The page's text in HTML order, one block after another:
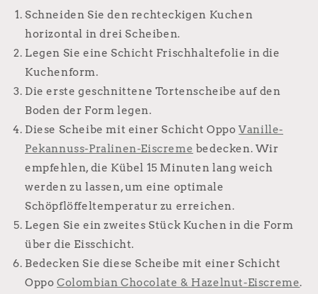
Schneiden Sie den rechteckigen Kuchen
horizontal in drei Scheiben.
Legen Sie eine Schicht Frischhaltefolie in die
Kuchenform.
Die erste geschnittene Tortenscheibe auf den
Boden der Form legen.
Diese Scheibe mit einer Schicht OppoVanille-
Pekannuss-Pralinen-Eiscreme bedecken. Wir
empfehlen, die Kübel 15 Minuten lang weich
werden zu lassen, um eine optimale
Schöpflöffeltemperatur zu erreichen.
Legen Sie ein zweites Stück Kuchen in die Form
über die Eisschicht.
Bedecken Sie diese Scheibe mit einer Schicht
Oppo Colombian Chocolate & Hazelnut-Eiscreme.